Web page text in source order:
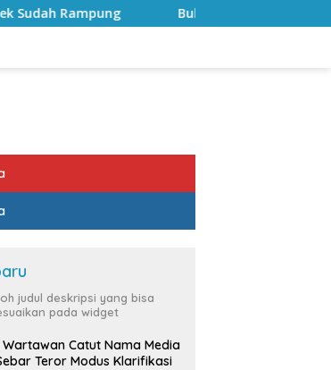
Bulan Kemerdekaan, Bupati Lampung Selatan
judul deskripsi yang bisa
pada widget
Wartawan Catut Nama Media
Teror Modus Klarifikasi